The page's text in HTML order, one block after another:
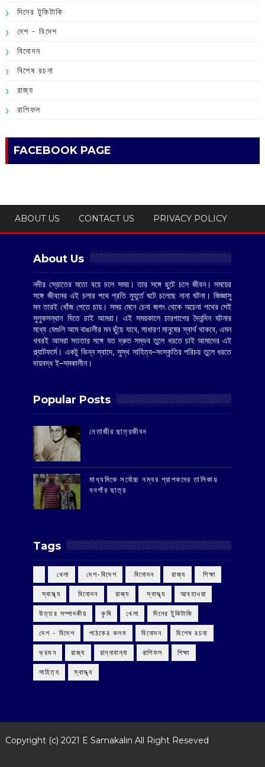
দিনের টুকিটাকি
দেশ - বিদেশ
বিনোদন
বিশেষ রচনা
রাজ্য
রাশিফল
FACEBOOK PAGE
ABOUT US CONTACT US PRIVACY POLICY
About Us
নদীর স্রোতের মতো বয়ে চলে সময়। তার সঙ্গে ছুটে চলে জীবন। সময়ের
সঙ্গে জীবনের এই চলার পথে প্রতি মুহূর্তে ঘটে চলেছে নানা ঘটনা। জিজ্ঞাসু
মন তারই খোঁজ পেতে চায়। সময় মেনে চেনা জগৎ থেকে অচেনা পথের সেই
সুলুকসন্ধান দিতে চাই আমরা। এই সময়কালে চারপাশের দৈনন্দিন ঘটনার
মধ্যে যেগুলি আম বাঙালীর মন ছুঁয়ে যাবে, সাধারণ মানুষের স্বার্থ থাকবে, এমন
খবরই আমরা সততার সঙ্গে যত দ্রুত সম্ভব তুলে ধরতে চাই আমাদের এই
প্ল্যাটফর্মে। একটু ভিন্ন স্বাদে, সুস্থ সাহিত্য–সংস্কৃতির পরিচয় তুলে ধরতে
দায়বদ্ধ ই–সমকালীন।
Popular Posts
‌নেতাজীর ছাত্রজীবন
মাধ্যমিকে সর্বোচ্চ নম্বর প্রাপকদের তালিকায়
বনগাঁর ছাত্র
Tags
‌ খেলা ‌ দেশ-বিদেশ ‌ বিনোদন ‌ রাজ্য ‌ শিক্ষা
‌ স্বাস্থ্য ‌ বিনোদন ‌ রাজ্য ‌ স্বাস্থ্য আবহাওয়া
উত্তর সম্পাদকীয় কৃষি খেলা দিনের টুকিটাকি
দেশ - বিদেশ পাঠকের কলম বিনোদন বিশেষ রচনা
ভ্রমন রাজ্য রান্নাবান্না রাশিফল শিক্ষা
সাহিত্য স্বাস্থ্য
Copyright (c) 2021 E Samakalin All Right Reseved